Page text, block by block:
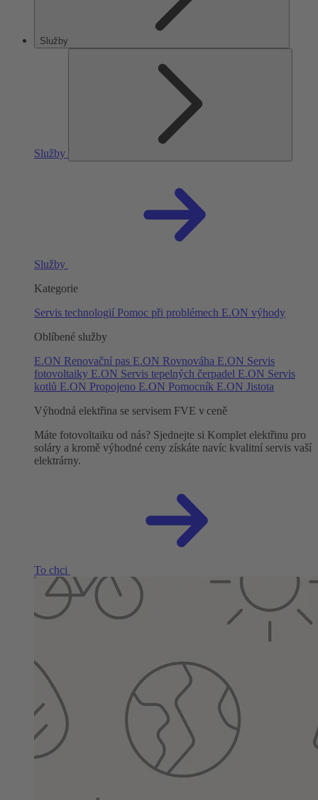
Služby
Služby
Služby
Kategorie
Servis technologií Pomoc při problémech E.ON výhody
Oblíbené služby
E.ON Renovační pas E.ON Rovnováha E.ON Servis
fotovoltaiky E.ON Servis tepelných čerpadel E.ON Servis
kotlů E.ON Propojeno E.ON Pomocník E.ON Jistota
Výhodná elektřina se servisem FVE v ceně
Máte fotovoltaiku od nás? Sjednejte si Komplet elektřinu pro
soláry a kromě výhodné ceny získáte navíc kvalitní servis vaší
elektrárny.
To chci